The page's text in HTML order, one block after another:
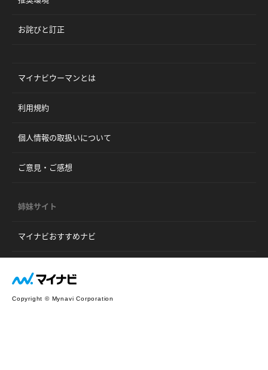
お詫びと訂正
マイナビウーマンとは
利用規約
個人情報の取扱いについて
ご意見・ご感想
姉妹サイト
マイナビおすすめナビ
Copyright © Mynavi Corporation